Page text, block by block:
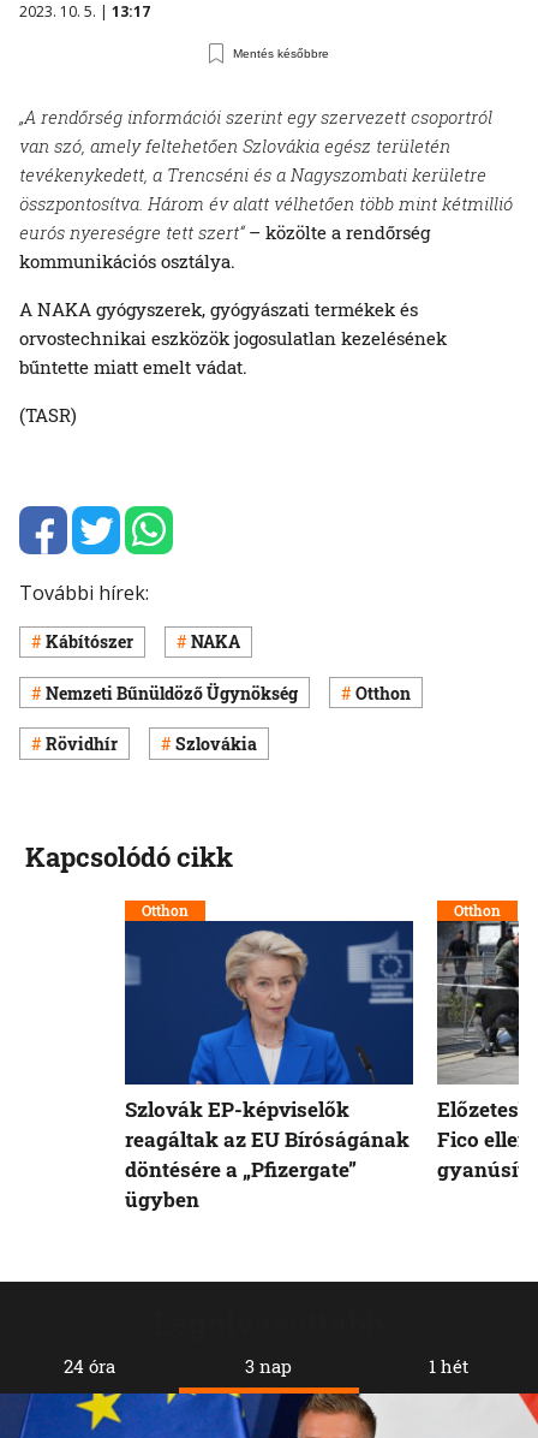
2023. 10. 5. | 13:17
Mentés későbbre
„A rendőrség információi szerint egy szervezett csoportról
van szó, amely feltehetően Szlovákia egész területén
tevékenykedett, a Trencséni és a Nagyszombati kerületre
összpontosítva. Három év alatt vélhetően több mint kétmillió
eurós nyereségre tett szert“– közölte a rendőrség
kommunikációs osztálya.
A NAKA gyógyszerek, gyógyászati termékek és
orvostechnikai eszközök jogosulatlan kezelésének
bűntette miatt emelt vádat.
(TASR)
További hírek:
Kábítószer NAKA
Nemzeti Bűnüldöző Ügynökség Otthon
Rövidhír Szlovákia
24 óra 3 nap 1 hét
Kapcsolódó cikk
Otthon
Szlovák EP-képviselők
reagáltak az EU Bíróságának
döntésére a „Pfizergate”
ügyben
Otthon
Fico